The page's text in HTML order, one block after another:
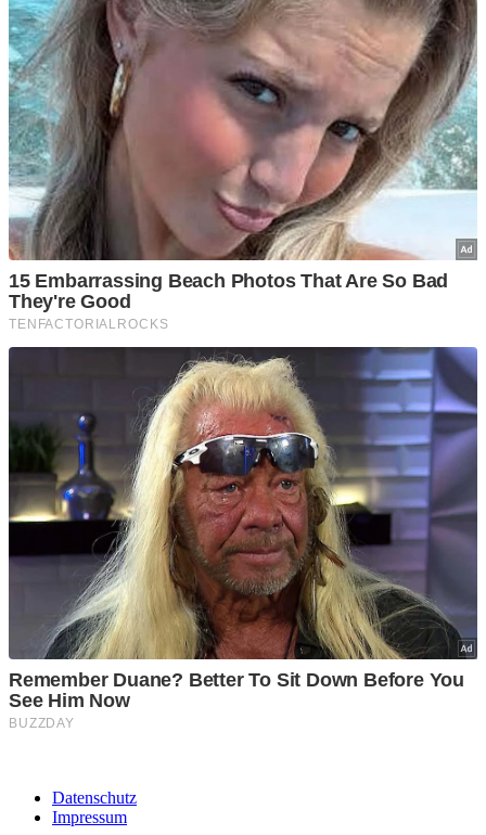
Datenschutz
Impressum